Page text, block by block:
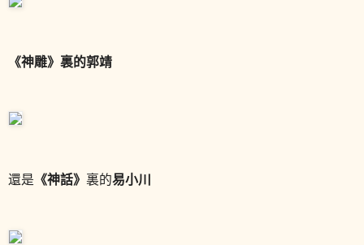
《神雕》裏的郭靖
還是 《神話》 裏的易小川